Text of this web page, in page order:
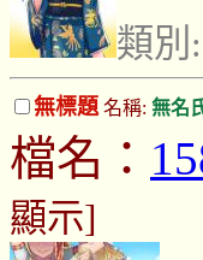
類別:
無標題 名稱: 無名
檔名：
顯示]